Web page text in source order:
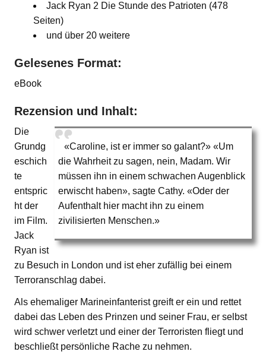
Jack Ryan 2 Die Stunde des Patrioten (478
Seiten)
und über 20 weitere
Gelesenes Format:
eBook
Rezension und Inhalt:
«Caroline, ist er immer so galant?» «Um
die Wahrheit zu sagen, nein, Madam. Wir
müssen ihn in einem schwachen Augenblick
erwischt haben», sagte Cathy. «Oder der
Aufenthalt hier macht ihn zu einem
zivilisierten Menschen.»
Die
Grundg
eschich
te
entspric
ht der
im Film.
Jack
Ryan ist
zu Besuch in London und ist eher zufällig bei einem
Terroranschlag dabei.
Als ehemaliger Marineinfanterist greift er ein und rettet
dabei das Leben des Prinzen und seiner Frau, er selbst
wird schwer verletzt und einer der Terroristen fliegt und
beschließt persönliche Rache zu nehmen.